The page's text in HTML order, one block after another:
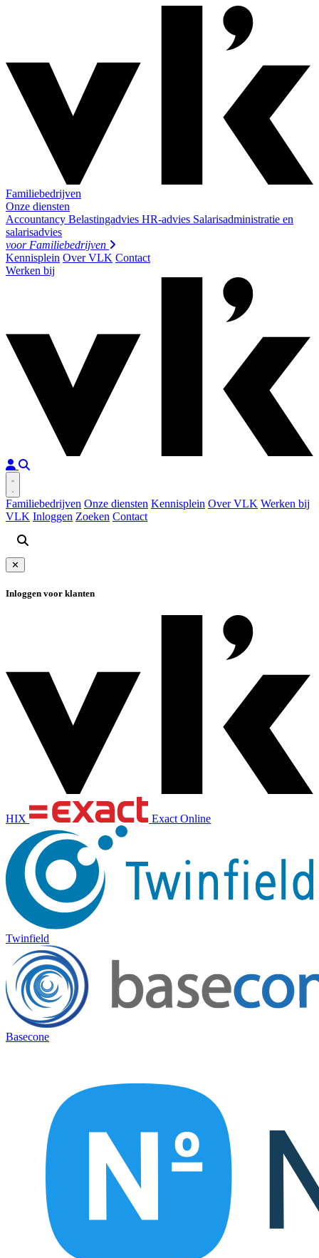
Familiebedrijven
Onze diensten
Accountancy Belastingadvies HR-advies Salarisadministratie en
salarisadvies
voor Familiebedrijven
Kennisplein Over VLK Contact
Werken bij
Familiebedrijven Onze diensten Kennisplein Over VLK Werken bij
VLK Inloggen Zoeken Contact
✕
Inloggen voor klanten
HIX Exact Online
Twinfield
Basecone